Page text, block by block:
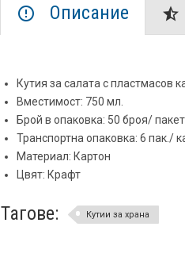
Описание
Кутия за салата с пластмасов
Вместимост: 750 мл.
Брой в опаковка: 50 броя/ пакет
Транспортна опаковка: 6 пак./
Материал: Картон
Цвят: Крафт
Тагове: Кутии за храна